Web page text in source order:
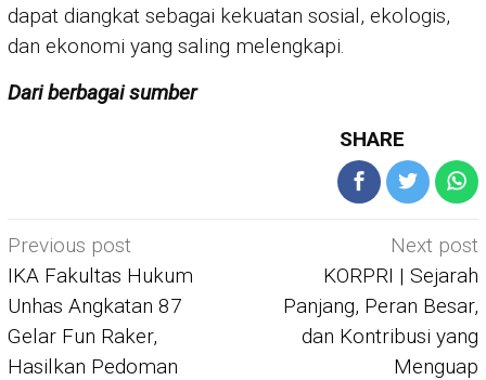
dapat diangkat sebagai kekuatan sosial, ekologis,
dan ekonomi yang saling melengkapi.
Dari berbagai sumber
SHARE
Post
navigation
Previous post
IKA Fakultas Hukum
Unhas Angkatan 87
Gelar Fun Raker,
Hasilkan Pedoman
Next post
KORPRI | Sejarah
Panjang, Peran Besar,
dan Kontribusi yang
Menguap